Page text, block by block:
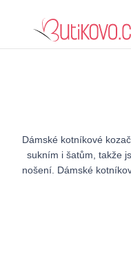
Dámské kotníkové
sukním i šatům, takže
nošení. Dámské